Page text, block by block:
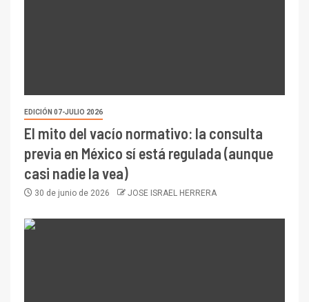
EDICIÓN 07-JULIO 2026
El mito del vacío normativo: la consulta
previa en México sí está regulada (aunque
casi nadie la vea)
30 de junio de 2026 JOSE ISRAEL HERRERA